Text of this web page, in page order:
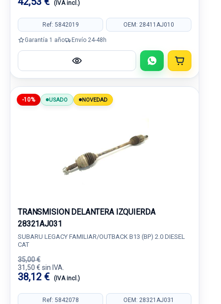
(IVA incl.)
Ref: 5842019 OEM: 28411AJ010
Garantía 1 año Envío 24-48h
-10% USADO NOVEDAD
TRANSMISION DELANTERA IZQUIERDA
28321AJ031
SUBARU LEGACY FAMILIAR/OUTBACK B13 (BP) 2.0 DIESEL
CAT
35,00 €
31,50 € sin IVA.
38,12 € (IVA incl.)
Ref: 5842078 OEM: 28321AJ031